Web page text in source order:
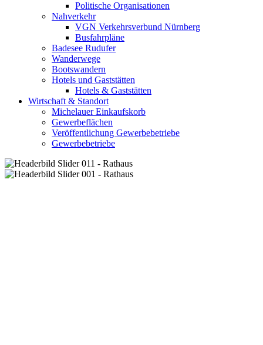
Politische Organisationen
Nahverkehr
VGN Verkehrsverbund Nürnberg
Busfahrpläne
Badesee Rudufer
Wanderwege
Bootswandern
Hotels und Gaststätten
Hotels & Gaststätten
Wirtschaft & Standort
Michelauer Einkaufskorb
Gewerbeflächen
Veröffentlichung Gewerbebetriebe
Gewerbebetriebe